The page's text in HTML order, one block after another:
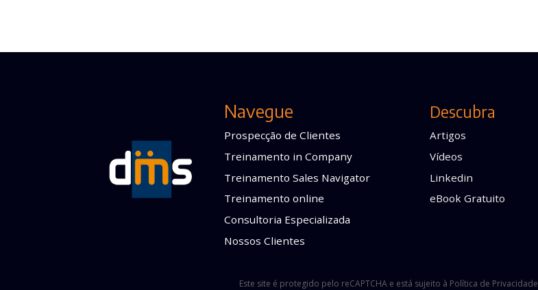
Navegue
Prospecção de Clientes
Treinamento in Company
Treinamento Sales Navigator
Treinamento online
Consultoria Especializada
Nossos Clientes
Descubra
Artigos
Vídeos
Linkedin
eBook Gratuito
Este site é protegido pelo reCAPTCHA e está sujeito à Política de Privacidade